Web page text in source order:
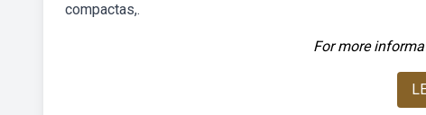
compactas,.
For more